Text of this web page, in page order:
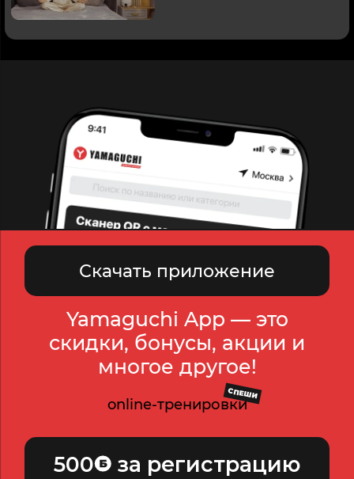
Скачать приложение
Yamaguchi App — это
скидки, бонусы, акции и
многое другое!
online-тренировки
СПЕШИ
500 за регистрацию